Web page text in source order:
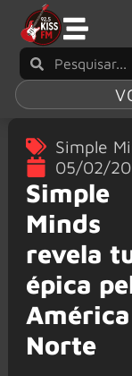
Simple
05/02/
Simple
Minds
revela
épica
Norte